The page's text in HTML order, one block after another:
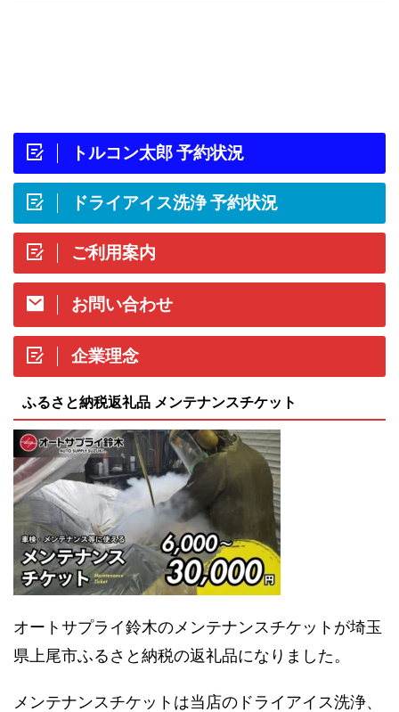
トルコン太郎 予約状況
ドライアイス洗浄 予約状況
ご利用案内
お問い合わせ
企業理念
ふるさと納税返礼品 メンテナンスチケット
オートサプライ鈴木のメンテナンスチケットが埼玉
県上尾市ふるさと納税の返礼品になりました。
メンテナンスチケットは当店のドライアイス洗浄、